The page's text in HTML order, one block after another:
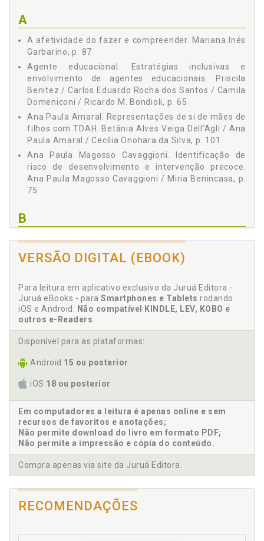
A
A afetividade do fazer e compreender. Mariana Inés
Garbarino, p. 87
Agente educacional. Estratégias inclusivas e
envolvimento de agentes educacionais. Priscila
Benitez / Carlos Eduardo Rocha dos Santos / Camila
Domeniconi / Ricardo M. Bondioli, p. 65
Ana Paula Amaral. Representações de si de mães de
filhos com TDAH. Betânia Alves Veiga Dell’Agli / Ana
Paula Amaral / Cecília Onohara da Silva, p. 101
Ana Paula Magosso Cavaggioni. Identificação de
risco de desenvolvimento e intervenção precoce.
Ana Paula Magosso Cavaggioni / Miria Benincasa, p.
75
B
Betânia Alves Veiga Dell’Agli. Representações de si
de mães de filhos com TDAH. Betânia Alves Veiga
Dell’Agli / Ana Paula Amaral / Cecília Onohara da
C
Camila Domeniconi. Estratégias inclusivas e
Benitez / Carlos Eduardo Rocha dos Santos / Camila
Domeniconi / Ricardo M. Bondioli, p. 65
inclusivas e envolvimento de agentes educacionais.
Camila Domeniconi / Ricardo M. Bondioli, p. 65
Cecília Onohara da Silva. Representações de si de
mães de filhos com TDAH. Betânia Alves Veiga
Dell’Agli / Ana Paula Amaral / Cecília Onohara da
Cognição. Desenvolvimento cognitivo, p. 29
Compreender. A afetividade do fazer e
compreender. Mariana Inés Garbarino, p. 87
Conflito. Relações interpessoais e conflito: o caso da
Solange Franci Raimundo Yaegashi / Karina Luciane
VERSÃO DIGITAL (EBOOK)
Para leitura em aplicativo exclusivo da Juruá Editora -
Juruá eBooks - para Smartphones e Tablets rodando
iOS e Android. Não compatível KINDLE, LEV, KOBO e
outros e-Readers.
Disponível para as plataformas:
Android 15 ou posterior
iOS 18 ou posterior
Em computadores a leitura é apenas online e sem
recursos de favoritos e anotações;
Não permite download do livro em formato PDF;
Não permite a impressão e cópia do conteúdo.
Compra apenas via site da Juruá Editora.
RECOMENDAÇÕES